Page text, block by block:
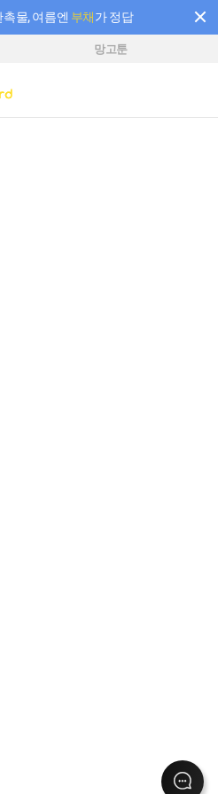
물, 여름엔 부채가 정답
작업하세요! 새로워진 AI 부스터 요금제
망고툰